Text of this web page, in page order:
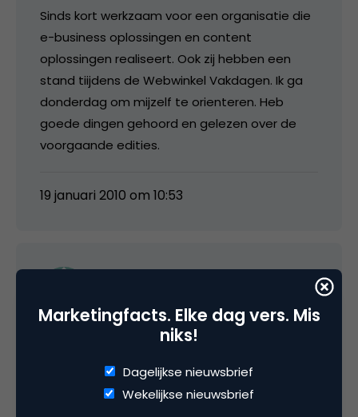
Sinds kort werkzaam voor een organisatie die
e-business oplossingen en content
oplossingen realiseert. Ook zij hebben een
stand tiijdens de Webwinkel Vakdagen. Ik ga
donderdag om mijzelf te orienteren. Heb
goede dingen gehoord en gelezen over de
voorgaande edities.
19 januari 2010 om 10:53
Hier een vrij compleet overzicht van Payment
Marketingfacts. Elke dag vers. Mis
niks!
Dagelijkse nieuwsbrief
Wekelijkse nieuwsbrief